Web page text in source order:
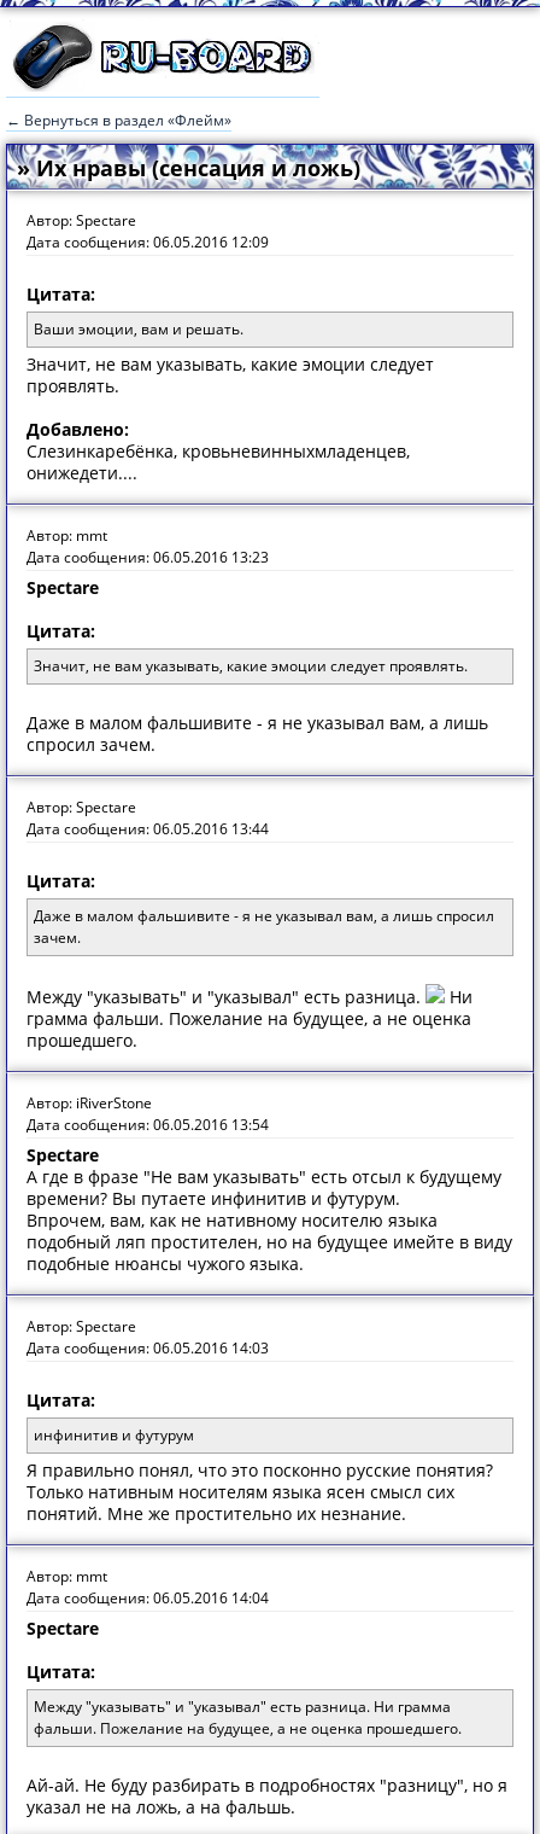
← Вернуться в раздел «Флейм»
» Их нравы (сенсация и ложь)
Автор: Spectare
Дата сообщения: 06.05.2016 12:09
Цитата:
Ваши эмоции, вам и решать.
Значит, не вам указывать, какие эмоции следует
проявлять.
Добавлено:
Слезинкаребёнка, кровьневинныхмладенцев,
онижедети....
Автор: mmt
Дата сообщения: 06.05.2016 13:23
Spectare
Цитата:
Значит, не вам указывать, какие эмоции следует проявлять.
Даже в малом фальшивите - я не указывал вам, а лишь
спросил зачем.
Автор: Spectare
Дата сообщения: 06.05.2016 13:44
Цитата:
Даже в малом фальшивите - я не указывал вам, а лишь спросил
зачем.
Между "указывать" и "указывал" есть разница.
Ни
грамма фальши. Пожелание на будущее, а не оценка
прошедшего.
Автор: iRiverStone
Дата сообщения: 06.05.2016 13:54
Spectare
А где в фразе "Не вам указывать" есть отсыл к будущему
времени? Вы путаете инфинитив и футурум.
Впрочем, вам, как не нативному носителю языка
подобный ляп простителен, но на будущее имейте в виду
подобные нюансы чужого языка.
Автор: Spectare
Дата сообщения: 06.05.2016 14:03
Цитата:
инфинитив и футурум
Я правильно понял, что это посконно русские понятия?
Только нативным носителям языка ясен смысл сих
понятий. Мне же простительно их незнание.
Автор: mmt
Дата сообщения: 06.05.2016 14:04
Spectare
Цитата:
Между "указывать" и "указывал" есть разница. Ни грамма
фальши. Пожелание на будущее, а не оценка прошедшего.
Ай-ай. Не буду разбирать в подробностях "разницу", но я
указал не на ложь, а на фальшь.